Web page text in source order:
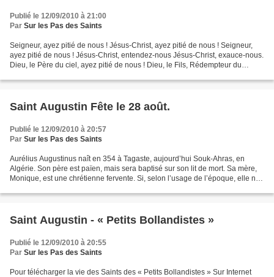
Publié le 12/09/2010 à 21:00
Par Sur les Pas des Saints
Seigneur, ayez pitié de nous ! Jésus-Christ, ayez pitié de nous ! Seigneur,
ayez pitié de nous ! Jésus-Christ, entendez-nous Jésus-Christ, exauce-nous.
Dieu, le Père du ciel, ayez pitié de nous ! Dieu, le Fils, Rédempteur du
Saint Augustin Fête le 28 août.
Publié le 12/09/2010 à 20:57
Par Sur les Pas des Saints
Aurélius Augustinus naît en 354 à Tagaste, aujourd’hui Souk-Ahras, en
Algérie. Son père est païen, mais sera baptisé sur son lit de mort. Sa mère,
Monique, est une chrétienne fervente. Si, selon l’usage de l’époque, elle ne
Saint Augustin - « Petits Bollandistes »
Publié le 12/09/2010 à 20:55
Par Sur les Pas des Saints
Pour télécharger la vie des Saints des « Petits Bollandistes » Sur Internet